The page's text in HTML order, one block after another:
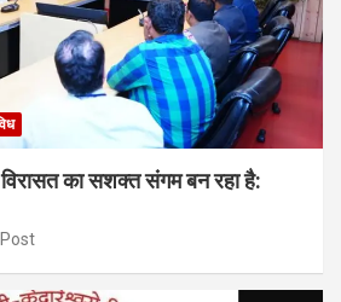
का सशक्त संगम बन रहा है: